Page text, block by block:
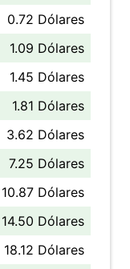
0.72 Dólares
1.09 Dólares
1.45 Dólares
1.81 Dólares
3.62 Dólares
7.25 Dólares
10.87 Dólares
14.50 Dólares
18.12 Dólares